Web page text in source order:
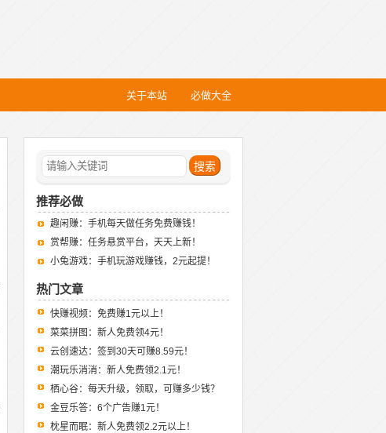
关于本站 必做大全
推荐必做
趣闲赚：手机每天做任务免费赚钱！
赏帮赚：任务悬赏平台，天天上新！
小兔游戏：手机玩游戏赚钱，2元起提！
热门文章
快赚视频：免费赚1元以上！
菜菜拼图：新人免费领4元！
云创速达：签到30天可赚8.59元！
潮玩乐消消：新人免费领2.1元！
栖心谷：每天升级，领取，可赚多少钱？
金豆乐答：6个广告赚1元！
枕星而眠：新人免费领2.2元以上！